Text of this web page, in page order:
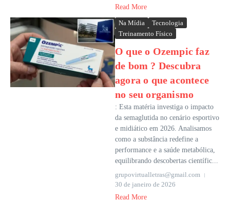
Read More
Na Mídia
Tecnologia
Treinamento Físico
O que o Ozempic faz
de bom ? Descubra
agora o que acontece
no seu organismo
: Esta matéria investiga o impacto
da semaglutida no cenário esportivo
e midiático em 2026. Analisamos
como a substância redefine a
performance e a saúde metabólica,
equilibrando descobertas científic...
grupovirtualletras@gmail.com
30 de janeiro de 2026
Read More